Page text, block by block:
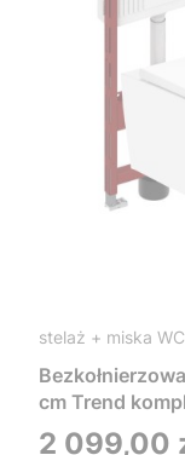
stelaż + miska
cm Trend
Tece i czarnym
Cena
2 099,00